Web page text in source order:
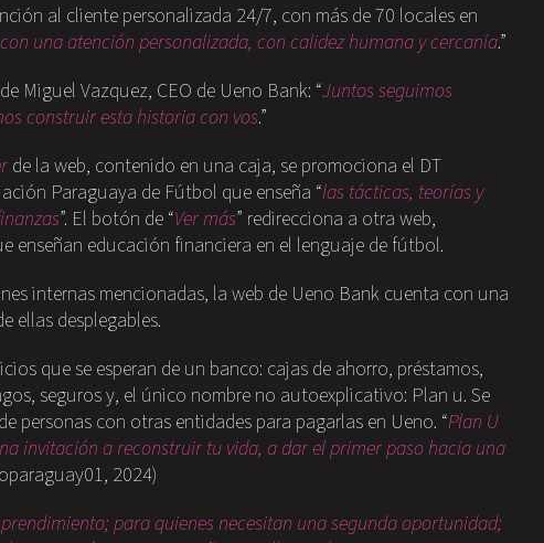
al cliente personalizada 24/7, con más de 70 locales en
una atención personalizada, con calidez humana y cercanía.”
Miguel Vazquez, CEO de Ueno Bank: “Juntos seguimos
construir esta historia con vos.”
de la web, contenido en una caja, se promociona el DT
Paraguaya de Fútbol que enseña “las tácticas, teorías y
”. El botón de “Ver más” redirecciona a otra web,
enseñan educación financiera en el lenguaje de fútbol.
internas mencionadas, la web de Ueno Bank cuenta con una
ellas desplegables.
que se esperan de un banco: cajas de ahorro, préstamos,
seguros y, el único nombre no autoexplicativo: Plan u. Se
personas con otras entidades para pagarlas en Ueno. “Plan U
invitación a reconstruir tu vida, a dar el primer paso hacia una
2024)
para quienes necesitan una segunda oportunidad;